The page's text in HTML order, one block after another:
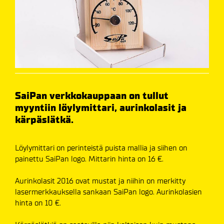
​SaiPan verkkokauppaan on tullut
myyntiin löylymittari, aurinkolasit ja
kärpäslätkä.
Löylymittari on perinteistä puista mallia ja siihen on
painettu SaiPan logo. Mittarin hinta on 16 €.
Aurinkolasit 2016 ovat mustat ja niihin on merkitty
lasermerkkauksella sankaan SaiPan logo. Aurinkolasien
hinta on 10 €.